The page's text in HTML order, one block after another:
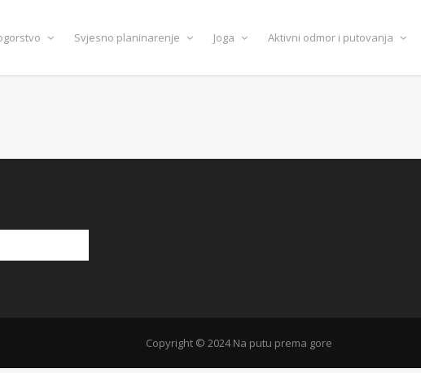
Svjesno planinarenje Joga Aktivni odmor i putovanja
Copyright © 2024 Na putu prema gore